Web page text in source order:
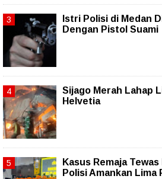
Istri Polisi di Medan
Dengan Pistol Suami
Sijago Merah Lahap
Helvetia
Kasus Remaja
Polisi Amankan Lima